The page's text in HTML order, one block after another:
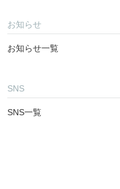
お知らせ
お知らせ一覧
SNS
SNS一覧